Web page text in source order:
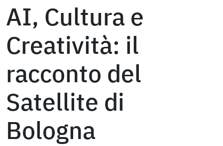
AI, Cultura e
Creatività: il
racconto del
Satellite di
Bologna